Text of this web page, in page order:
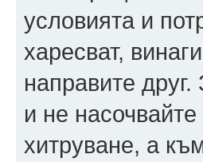
условията и
харесват,
направите
и не
хитруване, а